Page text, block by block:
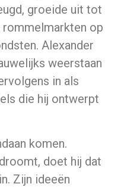
groeide uit tot
rommelmarkten op
Alexander
weerstaan
in als
die hij ontwerpt
komen.
doet hij dat
Zijn ideeën